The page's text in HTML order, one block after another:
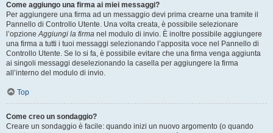
Come aggiungo una firma ai miei messaggi?
Per aggiungere una firma ad un messaggio devi prima crearne una tramite il
Pannello di Controllo Utente. Una volta creata, è possibile selezionare
l’opzioneAggiungi la firma nel modulo di invio. È inoltre possibile aggiungere
una firma a tutti i tuoi messaggi selezionando l’apposita voce nel Pannello di
Controllo Utente. Se lo si fa, è possibile evitare che una firma venga aggiunta
ai singoli messaggi deselezionando la casella per aggiungere la firma
all’interno del modulo di invio.
Top
Come creo un sondaggio?
Creare un sondaggio è facile: quando inizi un nuovo argomento (o quando